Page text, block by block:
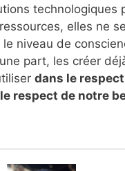
technologiques
elles ne
le niveau de
part, les créer
dans le
respect de notre